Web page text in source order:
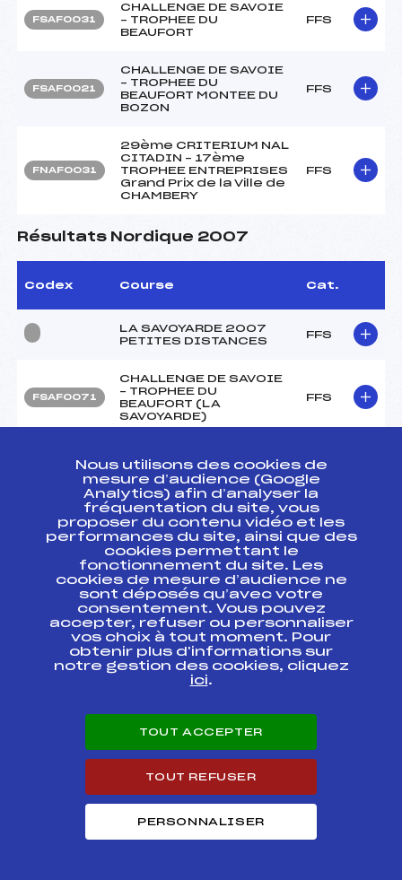
FSAF0031
CHALLENGE DE SAVOIE
– TROPHEE DU
BEAUFORT
FFS
FSAF0021
CHALLENGE DE SAVOIE
– TROPHEE DU
BEAUFORT MONTEE DU
BOZON
FFS
FNAF0031
29ème CRITERIUM NAL
CITADIN – 17ème
TROPHEE ENTREPRISES
Grand Prix de la Ville de
CHAMBERY
FFS
Résultats Nordique 2007
Codex Course Cat.
LA SAVOYARDE 2007
PETITES DISTANCES
FFS
FSAF0071
CHALLENGE DE SAVOIE
– TROPHEE DU
BEAUFORT (LA
SAVOYARDE)
FFS
FSAF0061
– TROPHEE DU
BEAUFORT
FFS
FSAF0051
CHALLENGE DE SAVOIE
– TROPHEE DU
BEAUFORT
FFS
FSAF0041
CHALLENGE DE SAVOIE
– TROPHEE DU
BEAUFORT
FFS
FSAF0031
CHAMPIONNATS DE
SAVOIE – CHALLENGE
DE SAVOIE – TROPHEE
DU BEAUFORT
FFS
CHALLENGE DE SAVOIE
– TROPHEE DU
FSAF0021
CHALLENGE DE SAVOIE
– TROPHEE DU
BEAUFORT
FFS
Nous utilisons des cookies de
mesure d’audience (Google
Analytics) afin d’analyser la
fréquentation du site, vous
proposer du contenu vidéo et les
performances du site, ainsi que des
cookies permettant le
fonctionnement du site. Les
cookies de mesure d’audience ne
sont déposés qu’avec votre
consentement. Vous pouvez
accepter, refuser ou personnaliser
vos choix à tout moment. Pour
obtenir plus d'informations sur
notre gestion des cookies, cliquez
ici.
TOUT ACCEPTER
TOUT REFUSER
PERSONNALISER